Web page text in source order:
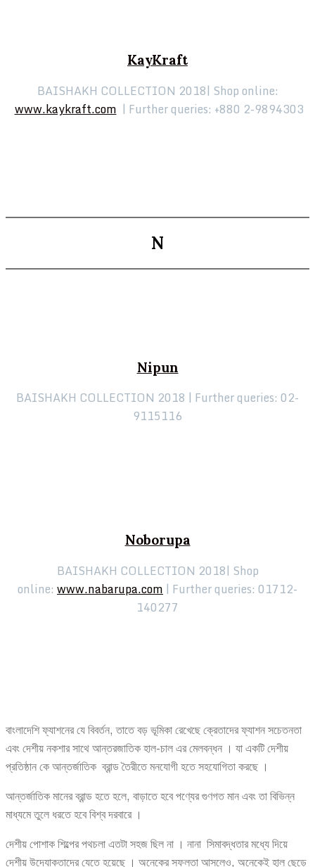
KayKraft
BAISHAKH COLLECTION 2018| Shop online:
www.kaykraft.com | Further queries: +880 2-9894303
N
Nipun
BAISHAKH COLLECTION 2018 | Further queries: 02-
9115116
Noborupa
BAISHAKH COLLECTION 2018| Shop
online: www.nabarupa.com | Further queries: 01712-
140277
বাংলাদেশি ফ্যাশনের যে বিবর্তন, তাতে বড় ভূমিকা রেখেছে ক্রেতাদের ফ্যাশন সচেতনতা
এবং দেশীয় নকশার সাথে আন্তরজাতিক হাল-চাল এর মেলবন্ধন । যা একটি দেশীয়
প্রতিষ্ঠান কে আন্তর্জাতিক ব্রান্ড তৈরীতে মনযোগী হতে সহযোগিতা করছে ।
আন্তর্জাতিক মানের ব্রান্ড হতে হলে, বাড়াতে হবে পণ্যের গুণগত মান এবং তা বিভিন্ন
মাধ্যমে তুলে ধরতে হবে বিশ্ব দরবারে ।
দেশীয় পোশাক শিল্পের পথচলা এতটা সহজ ছিল না । নানা সিমাবদ্ধতার মধ্যে দিয়ে
দেশীয় উদ্যোক্তাদের যেতে হয়েছে । অনেকের সফলতা আসলেও, অনেকেই হাল ছেড়ে